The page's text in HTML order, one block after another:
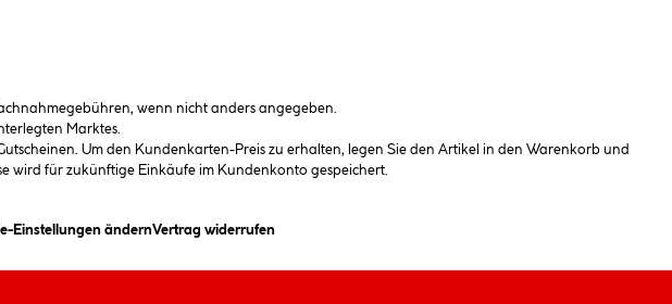
wenn nicht anders angegeben.
Marktes.
Um den Kundenkarten-Preis zu erhalten, legen Sie den Artikel in den Warenkorb und
wird für zukünftige Einkäufe im Kundenkonto gespeichert.
ein Dialogfeld)
Einstellungen ändern(öffnet ein Dialogfeld)
Vertrag widerrufen